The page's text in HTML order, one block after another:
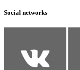
Social networks